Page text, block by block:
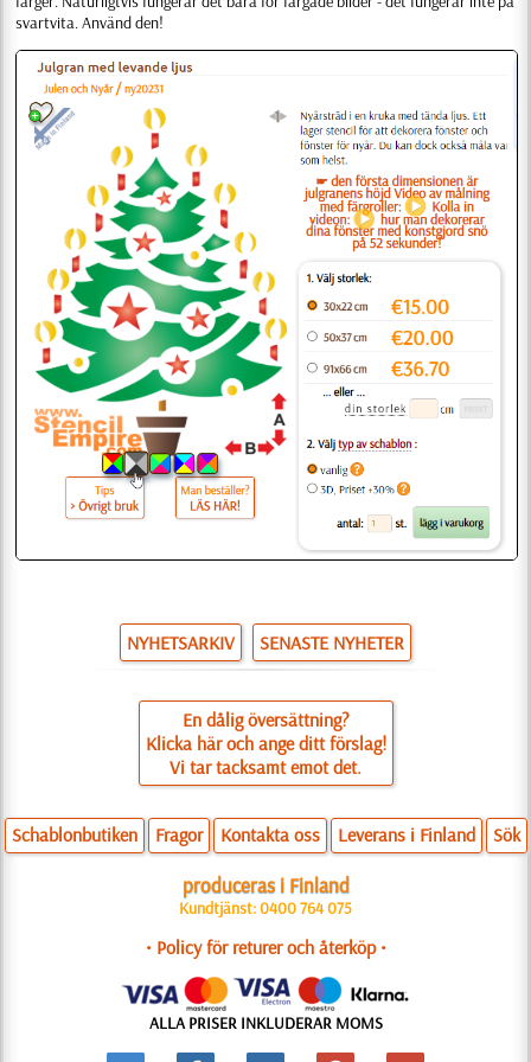
svartvita. Använd den!
NYHETSARKIV SENASTE NYHETER
En dålig översättning?
Klicka här och ange ditt förslag!
Vi tar tacksamt emot det.
Schablonbutiken Fragor Kontakta oss Leverans i Finland Sök
produceras i Finland
Kundtjänst: 0400 764 075
• Policy för returer och återköp •
ALLA PRISER INKLUDERAR MOMS